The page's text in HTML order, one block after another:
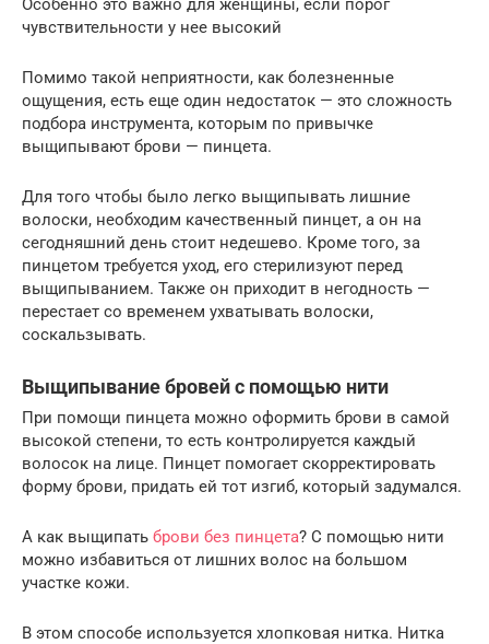
чувствительности у нее высокий
Помимо такой неприятности, как болезненные
ощущения, есть еще один недостаток — это сложность
подбора инструмента, которым по привычке
выщипывают брови — пинцета.
Для того чтобы было легко выщипывать лишние
волоски, необходим качественный пинцет, а он на
сегодняшний день стоит недешево. Кроме того, за
пинцетом требуется уход, его стерилизуют перед
выщипыванием. Также он приходит в негодность —
перестает со временем ухватывать волоски,
соскальзывать.
Выщипывание бровей с помощью нити
При помощи пинцета можно оформить брови в самой
высокой степени, то есть контролируется каждый
волосок на лице. Пинцет помогает скорректировать
форму брови, придать ей тот изгиб, который задумался.
А как выщипать брови без пинцета? С помощью нити
можно избавиться от лишних волос на большом
участке кожи.
В этом способе используется хлопковая нитка. Нитка